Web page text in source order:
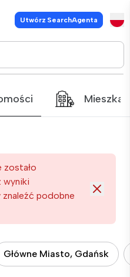
Utwórz SearchAgenta
zostało
wyniki
znaleźć podobne
Główne Miasto, Gdańsk